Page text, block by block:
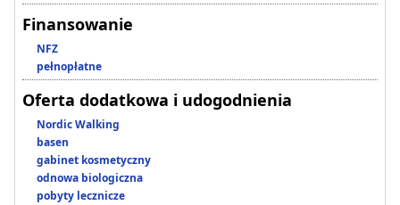
Finansowanie
NFZ
pełnopłatne
Oferta dodatkowa i udogodnienia
Nordic Walking
basen
gabinet kosmetyczny
odnowa biologiczna
pobyty lecznicze